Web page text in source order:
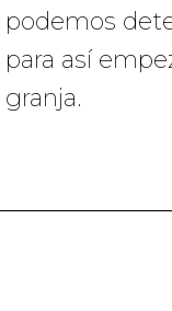
podemos
para así
granja.